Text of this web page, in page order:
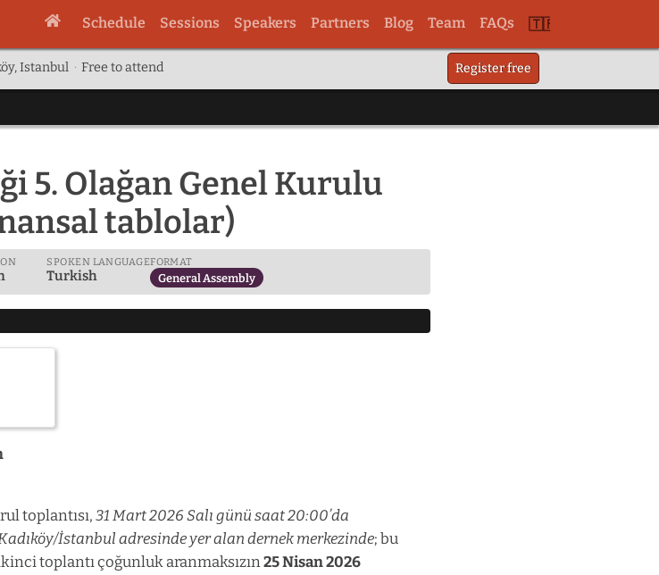
Schedule Sessions Speakers Partners Blog Team
FAQs
Switch
to
Istanbul · Free to attend Register free
5. Olağan Genel Kurulu
tablolar)
SPOKEN LANGUAGE
Turkish
FORMAT
General Assembly
toplantısı,31 Mart 2026 Salı günü saat 20:00’da
İstanbul adresinde yer alan dernek merkezinde; bu
toplantı çoğunluk aranmaksızın25 Nisan 2026